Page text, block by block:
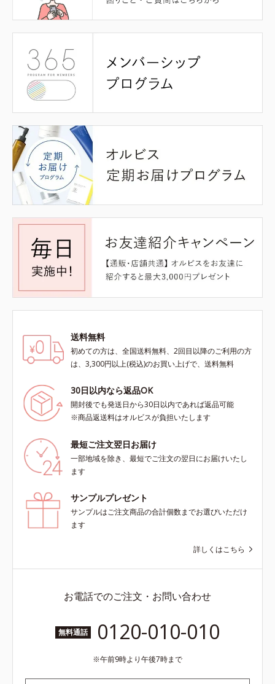
送料無料
初めての方は、全国送料無料、2回目以降のご利用の方
は、3,300円以上(税込)のお買い上げで、送料無料
30日以内なら返品OK
開封後でも発送日から30日以内であれば返品可能
※商品返送料はオルビスが負担いたします
最短ご注文翌日お届け
一部地域を除き、最短でご注文の翌日にお届けいたし
ます
サンプルプレゼント
サンプルはご注文商品の合計個数までお選びいただけ
ます
詳しくはこちら
お電話でのご注文・お問い合わせ
無料通話 0120-010-010
午前9時より午後7時まで